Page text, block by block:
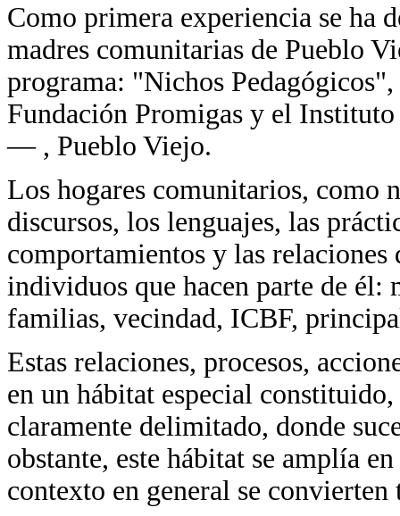
Como primera experiencia se ha
madres comunitarias de Pueblo
programa: "Nichos
Fundación Promigas y el
— , Pueblo Viejo.
Los hogares comunitarios, como
discursos, los lenguajes, las
comportamientos y las relaciones
individuos que hacen parte de él:
familias, vecindad, ICBF,
Estas relaciones, procesos,
en un hábitat especial
claramente delimitado, donde
obstante, este hábitat se amplía
contexto en general se